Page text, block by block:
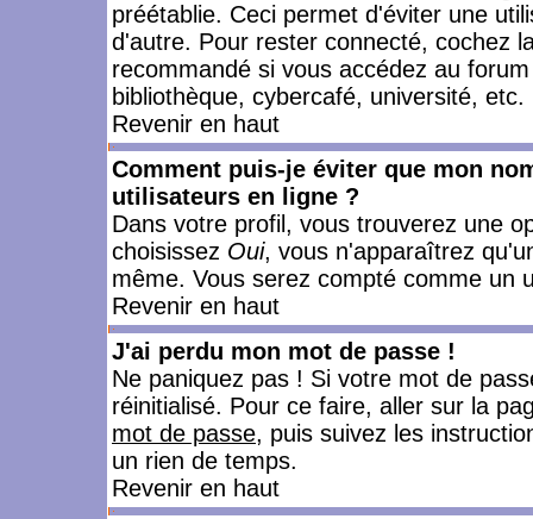
préétablie. Ceci permet d'éviter une
d'autre. Pour rester connecté, cochez
recommandé si vous accédez au
bibliothèque, cybercafé, université, etc.
Revenir en haut
Comment puis-je éviter que mon
utilisateurs en ligne ?
Dans votre profil, vous trouverez une
choisissez Oui, vous n'apparaîtrez
même. Vous serez compté comme un
Revenir en haut
J'ai perdu mon mot de passe !
Ne paniquez pas ! Si votre mot de
réinitialisé. Pour ce faire, aller sur la
mot de passe, puis suivez les
un rien de temps.
Revenir en haut